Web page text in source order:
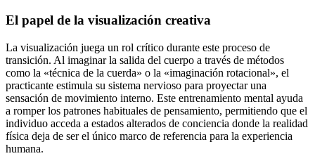
El papel de la visualización creativa
La visualización juega un rol crítico durante este proceso de
transición. Al imaginar la salida del cuerpo a través de métodos
como la «técnica de la cuerda» o la «imaginación rotacional», el
practicante estimula su sistema nervioso para proyectar una
sensación de movimiento interno. Este entrenamiento mental ayuda
a romper los patrones habituales de pensamiento, permitiendo que el
individuo acceda a estados alterados de conciencia donde la realidad
física deja de ser el único marco de referencia para la experiencia
humana.